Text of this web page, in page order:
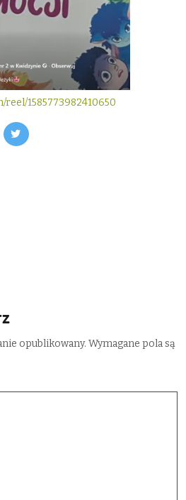
1585773982410650
opublikowany. Wymagane pola są